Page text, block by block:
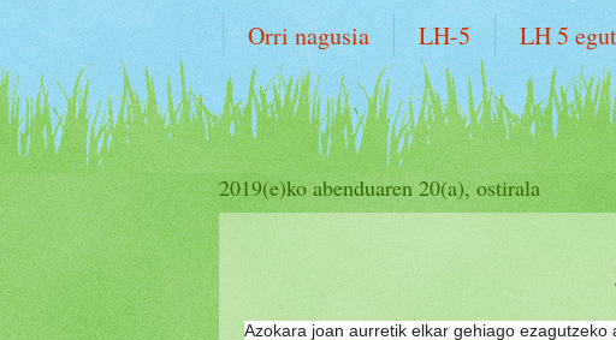
Orri nagusia LH-5 LH 5
2019(e)ko abenduaren 20(a), ostirala
Azokara joan aurretik elkar gehiago ezagutzeko